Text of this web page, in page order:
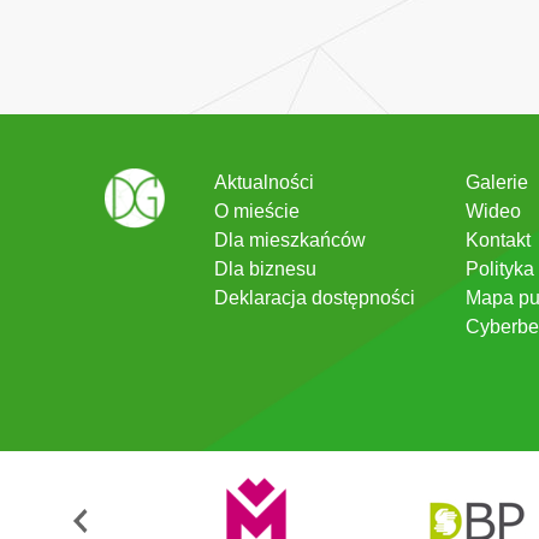
Aktualności
O mieście
Dla mieszkańców
Dla biznesu
Deklaracja dostępności
Galerie
Wideo
Kontakt
Mapa